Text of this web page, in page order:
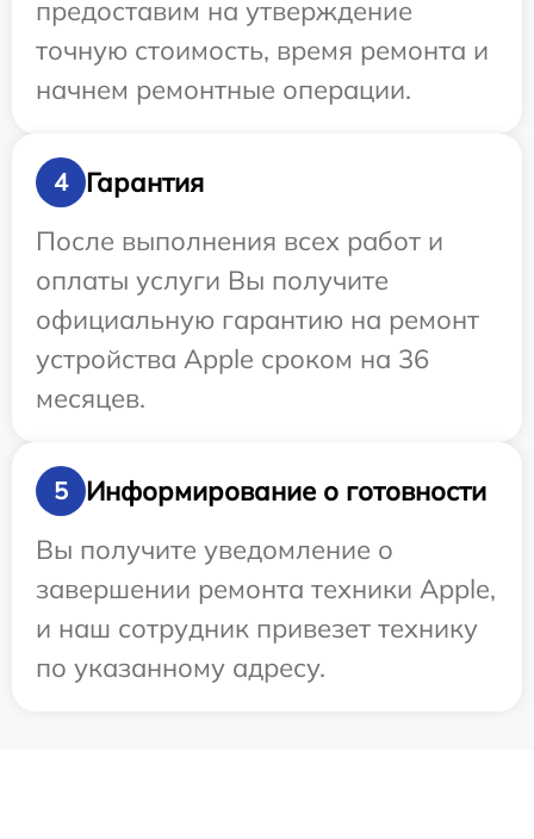
предоставим на утверждение
точную стоимость, время ремонта и
начнем ремонтные операции.
4
Гарантия
После выполнения всех работ и
оплаты услуги Вы получите
официальную гарантию на ремонт
устройства Apple сроком на 36
месяцев.
5
Информирование о готовности
Вы получите уведомление о
завершении ремонта техники Apple,
и наш сотрудник привезет технику
по указанному адресу.